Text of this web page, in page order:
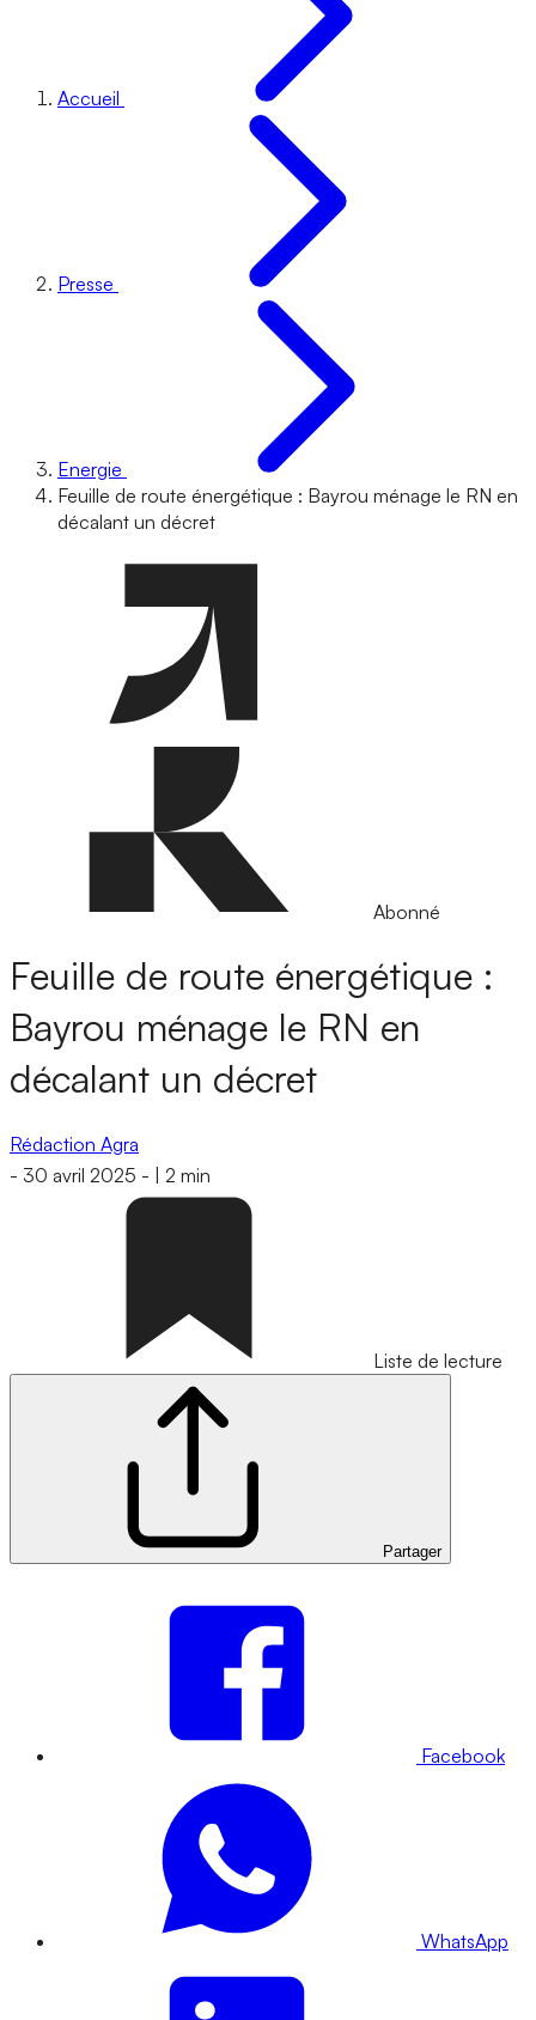
Accueil
Presse
Energie
Feuille de route énergétique : Bayrou ménage le RN en
décalant un décret
Abonné
Feuille de route énergétique :
Bayrou ménage le RN en
décalant un décret
Rédaction Agra
- 30 avril 2025 - 2 min
Liste de lecture
Partager
Facebook
WhatsApp